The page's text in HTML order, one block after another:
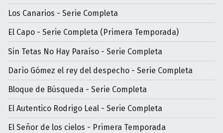
Los Canarios - Serie Completa
El Capo - Serie Completa (Primera Temporada)
Sin Tetas No Hay Paraíso - Serie Completa
Darìo Gómez el rey del despecho - Serie Completa
Bloque de Búsqueda - Serie Completa
El Autentico Rodrigo Leal - Serie Completa
El Señor de los cielos - Primera Temporada